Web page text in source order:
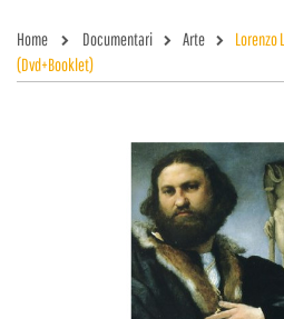
Home Documentari Arte
Lorenzo
(Dvd+Booklet)